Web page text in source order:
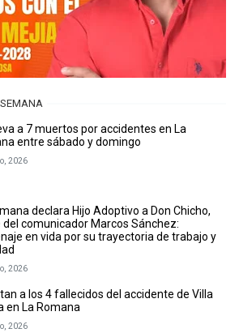
a 7 muertos por accidentes en La
entre sábado y domingo
2026
declara Hijo Adoptivo a Don Chicho,
del comunicador Marcos Sánchez:
en vida por su trayectoria de trabajo y
2026
a los 4 fallecidos del accidente de Villa
en La Romana
2026